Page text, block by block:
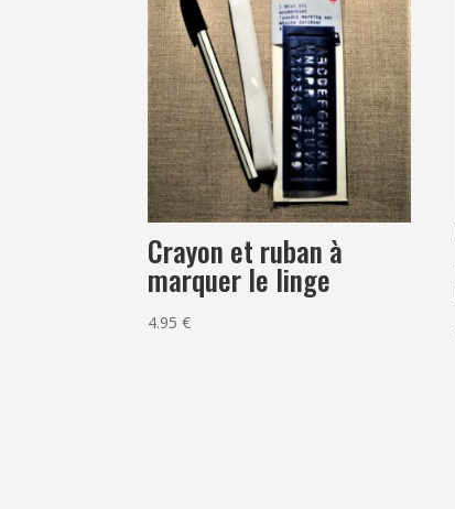
Crayon et ruban à
marquer le linge
4.95€